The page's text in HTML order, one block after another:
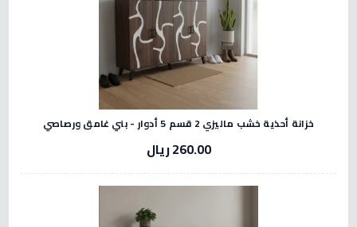
خزانة أحذية خشب ماليزي 2 قسم 5 أدوار - بني غامق ورصاصي
260.00 ريال